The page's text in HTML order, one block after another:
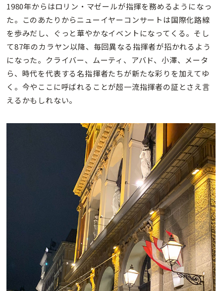
1980年からはロリン・マゼールが指揮を務めるようになっ
た。このあたりからニューイヤーコンサートは国際化路線
を歩みだし、ぐっと華やかなイベントになってくる。そし
て87年のカラヤン以降、毎回異なる指揮者が招かれるよう
になった。クライバー、ムーティ、アバド、小澤、メータ
ら、時代を代表する名指揮者たちが新たな彩りを加えてゆ
く。今やここに呼ばれることが超一流指揮者の証とさえ言
えるかもしれない。